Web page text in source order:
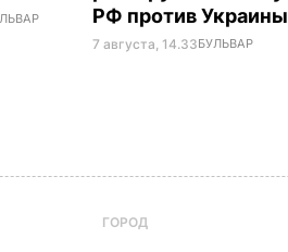
РФ против Украины
7 августа, 14.33БУЛЬВАР
ГОРОД